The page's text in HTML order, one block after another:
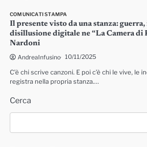
COMUNICATI STAMPA
Il presente visto da una stanza:
disillusione digitale ne “La Camera di
Nardoni
AndreaInfusino 10/11/2025
C’è chi scrive canzoni. E poi c’è chi le vive, le
registra nella propria stanza.…
Cerca